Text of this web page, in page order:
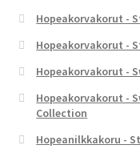
Hopeakorvakorut -
Hopeakorvakorut -
Hopeakorvakorut -
Hopeakorvakorut -
Collection
Hopeanilkkakoru -